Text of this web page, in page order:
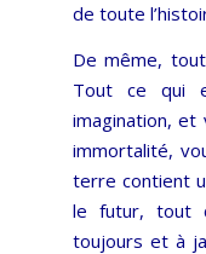
de toute
De même,
Tout ce qui
imagination, et
immortalité,
terre contient
le futur, tout
toujours et à